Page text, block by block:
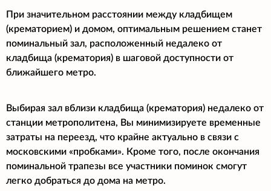
При значительном расстоянии между кладбищем
(крематорием) и домом, оптимальным решением станет
поминальный зал, расположенный недалеко от
кладбища (крематория) в шаговой доступности от
ближайшего метро.
Выбирая зал вблизи кладбища (крематория) недалеко от
станции метрополитена, Вы минимизируете временные
затраты на переезд, что крайне актуально в связи с
московскими «пробками». Кроме того, после окончания
поминальной трапезы все участники поминок смогут
легко добраться до дома на метро.